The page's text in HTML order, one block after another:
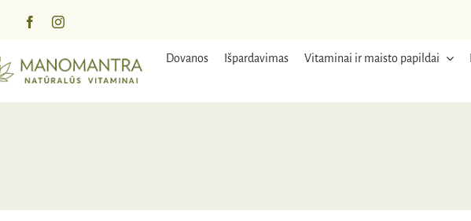
turinį
Dovanos Išpardavimas Vitaminai ir maisto papildai